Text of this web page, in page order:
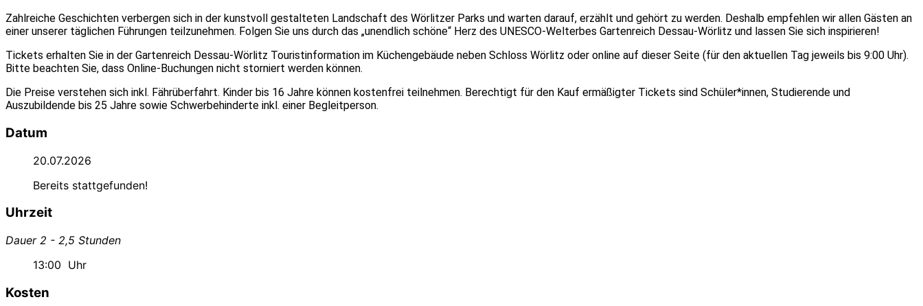
Zahlreiche Geschichten verbergen sich in der kunstvoll gestalteten Landschaft des Wörlitzer Parks und warten darauf, erzählt und gehört zu werden. Deshalb empfehlen wir allen Gästen an
einer unserer täglichen Führungen teilzunehmen. Folgen Sie uns durch das „unendlich schöne“ Herz des UNESCO-Welterbes Gartenreich Dessau-Wörlitz und lassen Sie sich inspirieren!
Tickets erhalten Sie in der Gartenreich Dessau-Wörlitz Touristinformation im Küchengebäude neben Schloss Wörlitz oder online auf dieser Seite (für den aktuellen Tag jeweils bis 9:00 Uhr).
Bitte beachten Sie, dass Online-Buchungen nicht storniert werden können.
Die Preise verstehen sich inkl. Fährüberfahrt. Kinder bis 16 Jahre können kostenfrei teilnehmen. Berechtigt für den Kauf ermäßigter Tickets sind Schüler*innen, Studierende und
Auszubildende bis 25 Jahre sowie Schwerbehinderte inkl. einer Begleitperson.
Datum
20.07.2026
Bereits stattgefunden!
Uhrzeit
Dauer 2 - 2,5 Stunden
13:00 Uhr
Kosten